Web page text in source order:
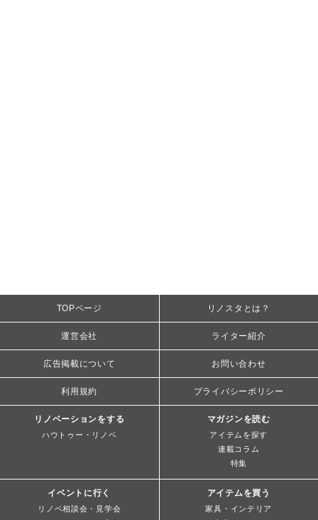
TOPページ リノスタとは？
運営会社 ライター紹介
広告掲載について お問い合わせ
利用規約 プライバシーポリシー
リノベーションをする
ハウトゥー・リノベ
マガジンを読む
アイテムを探す
連載コラム
特集
イベントに行く
リノベ相談会・見学会
アイテムを買う
家具・インテリア